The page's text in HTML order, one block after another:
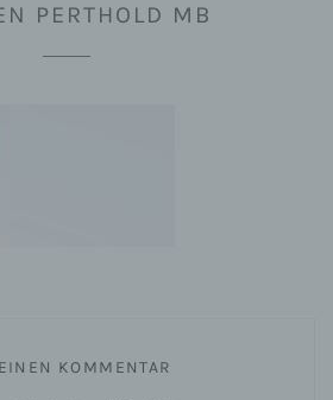
PERTHOLD MB
KOMMENTAR